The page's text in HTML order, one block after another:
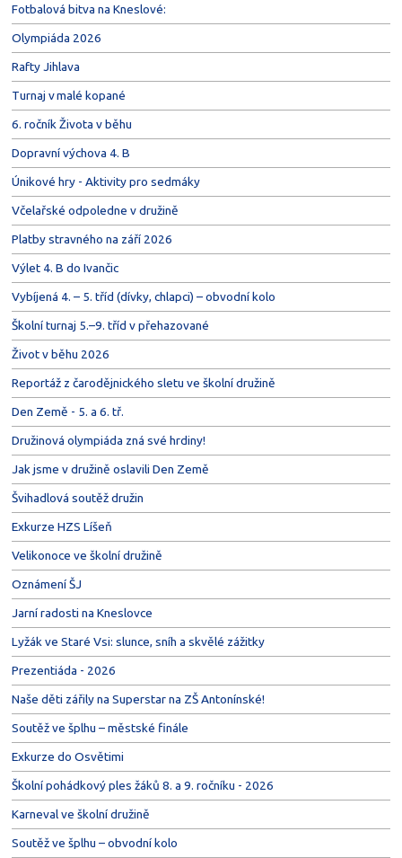
Fotbalová bitva na Kneslové:
Olympiáda 2026
Rafty Jihlava
Turnaj v malé kopané
6. ročník Života v běhu
Dopravní výchova 4. B
Únikové hry - Aktivity pro sedmáky
Včelařské odpoledne v družině
Platby stravného na září 2026
Výlet 4. B do Ivančic
Vybíjená 4. – 5. tříd (dívky, chlapci) – obvodní kolo
Školní turnaj 5.–9. tříd v přehazované
Život v běhu 2026
Reportáž z čarodějnického sletu ve školní družině
Den Země - 5. a 6. tř.
Družinová olympiáda zná své hrdiny!
Jak jsme v družině oslavili Den Země
Švihadlová soutěž družin
Exkurze HZS Líšeň
Velikonoce ve školní družině
Oznámení ŠJ
Jarní radosti na Kneslovce
Lyžák ve Staré Vsi: slunce, sníh a skvělé zážitky
Prezentiáda - 2026
Naše děti zářily na Superstar na ZŠ Antonínské!
Soutěž ve šplhu – městské finále
Exkurze do Osvětimi
Školní pohádkový ples žáků 8. a 9. ročníku - 2026
Karneval ve školní družině
Soutěž ve šplhu – obvodní kolo